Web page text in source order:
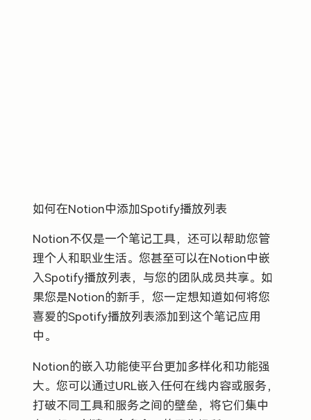
如何在Notion中添加Spotify播放列表
Notion不仅是一个笔记工具，还可以帮助您管
理个人和职业生活。您甚至可以在Notion中嵌
入Spotify播放列表，与您的团队成员共享。如
果您是Notion的新手，您一定想知道如何将您
喜爱的Spotify播放列表添加到这个笔记应用
中。
Notion的嵌入功能使平台更加多样化和功能强
大。您可以通过URL嵌入任何在线内容或服务，
打破不同工具和服务之间的壁垒，将它们集中